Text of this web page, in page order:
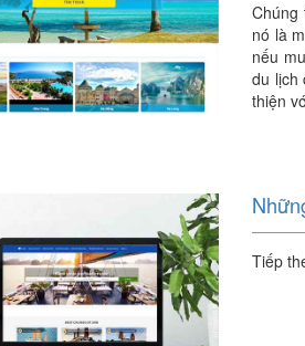
Chúng
nó là
nếu
du lịch
thiện
Tiếp